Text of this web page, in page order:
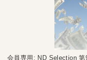
会員専用: ND Selection